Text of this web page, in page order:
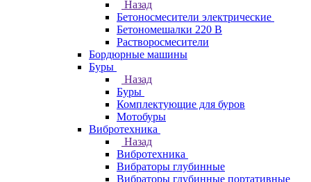
Назад
Бетоносмесители электрические
Бетономешалки 220 В
Растворосмесители
Бордюрные машины
Буры
Назад
Буры
Комплектующие для буров
Мотобуры
Вибротехника
Назад
Вибротехника
Вибраторы глубинные
Вибраторы глубинные портативные